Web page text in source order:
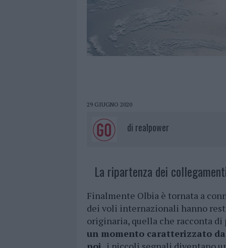
29 GIUGNO 2020
di realpower
La ripartenza dei
Finalmente Olbia è tornata a
dei voli internazionali hanno
originaria, quella che racconta
un momento caratterizzato